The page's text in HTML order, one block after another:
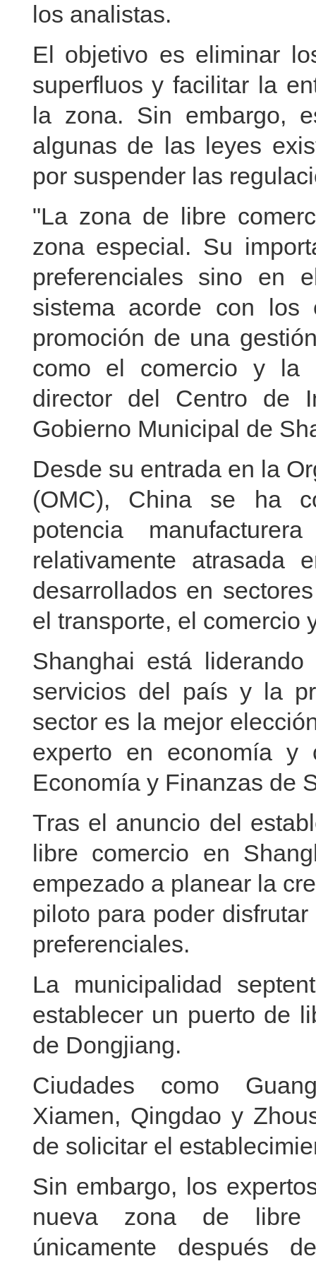
los analistas.
El objetivo es eliminar
superfluos y facilitar la
la zona. Sin embargo,
algunas de las leyes
por suspender las
"La zona de libre
zona especial. Su
preferenciales sino en
sistema acorde con los
promoción de una
como el comercio y la
director del Centro de
Gobierno Municipal de
Desde su entrada en la
(OMC), China se ha
potencia
relativamente atrasada
desarrollados en
el transporte, el comercio
Shanghai está
servicios del país y la
sector es la mejor
experto en economía y
Economía y Finanzas de
Tras el anuncio del
libre comercio en
empezado a planear la
piloto para poder
preferenciales.
La municipalidad
establecer un puerto de
de Dongjiang.
Ciudades como
Xiamen, Qingdao y
de solicitar el
Sin embargo, los
nueva zona de libre
únicamente después